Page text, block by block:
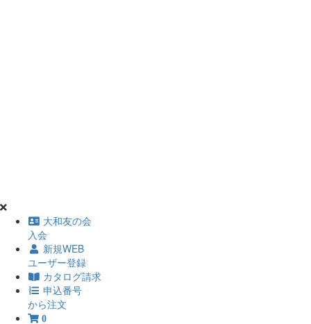
大和友の会
入会
新規WEB
ユーザー登録
カタログ請求
申込番号
から注文
0